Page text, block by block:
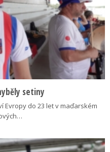
setiny
Evropy do 23 let v maďarském